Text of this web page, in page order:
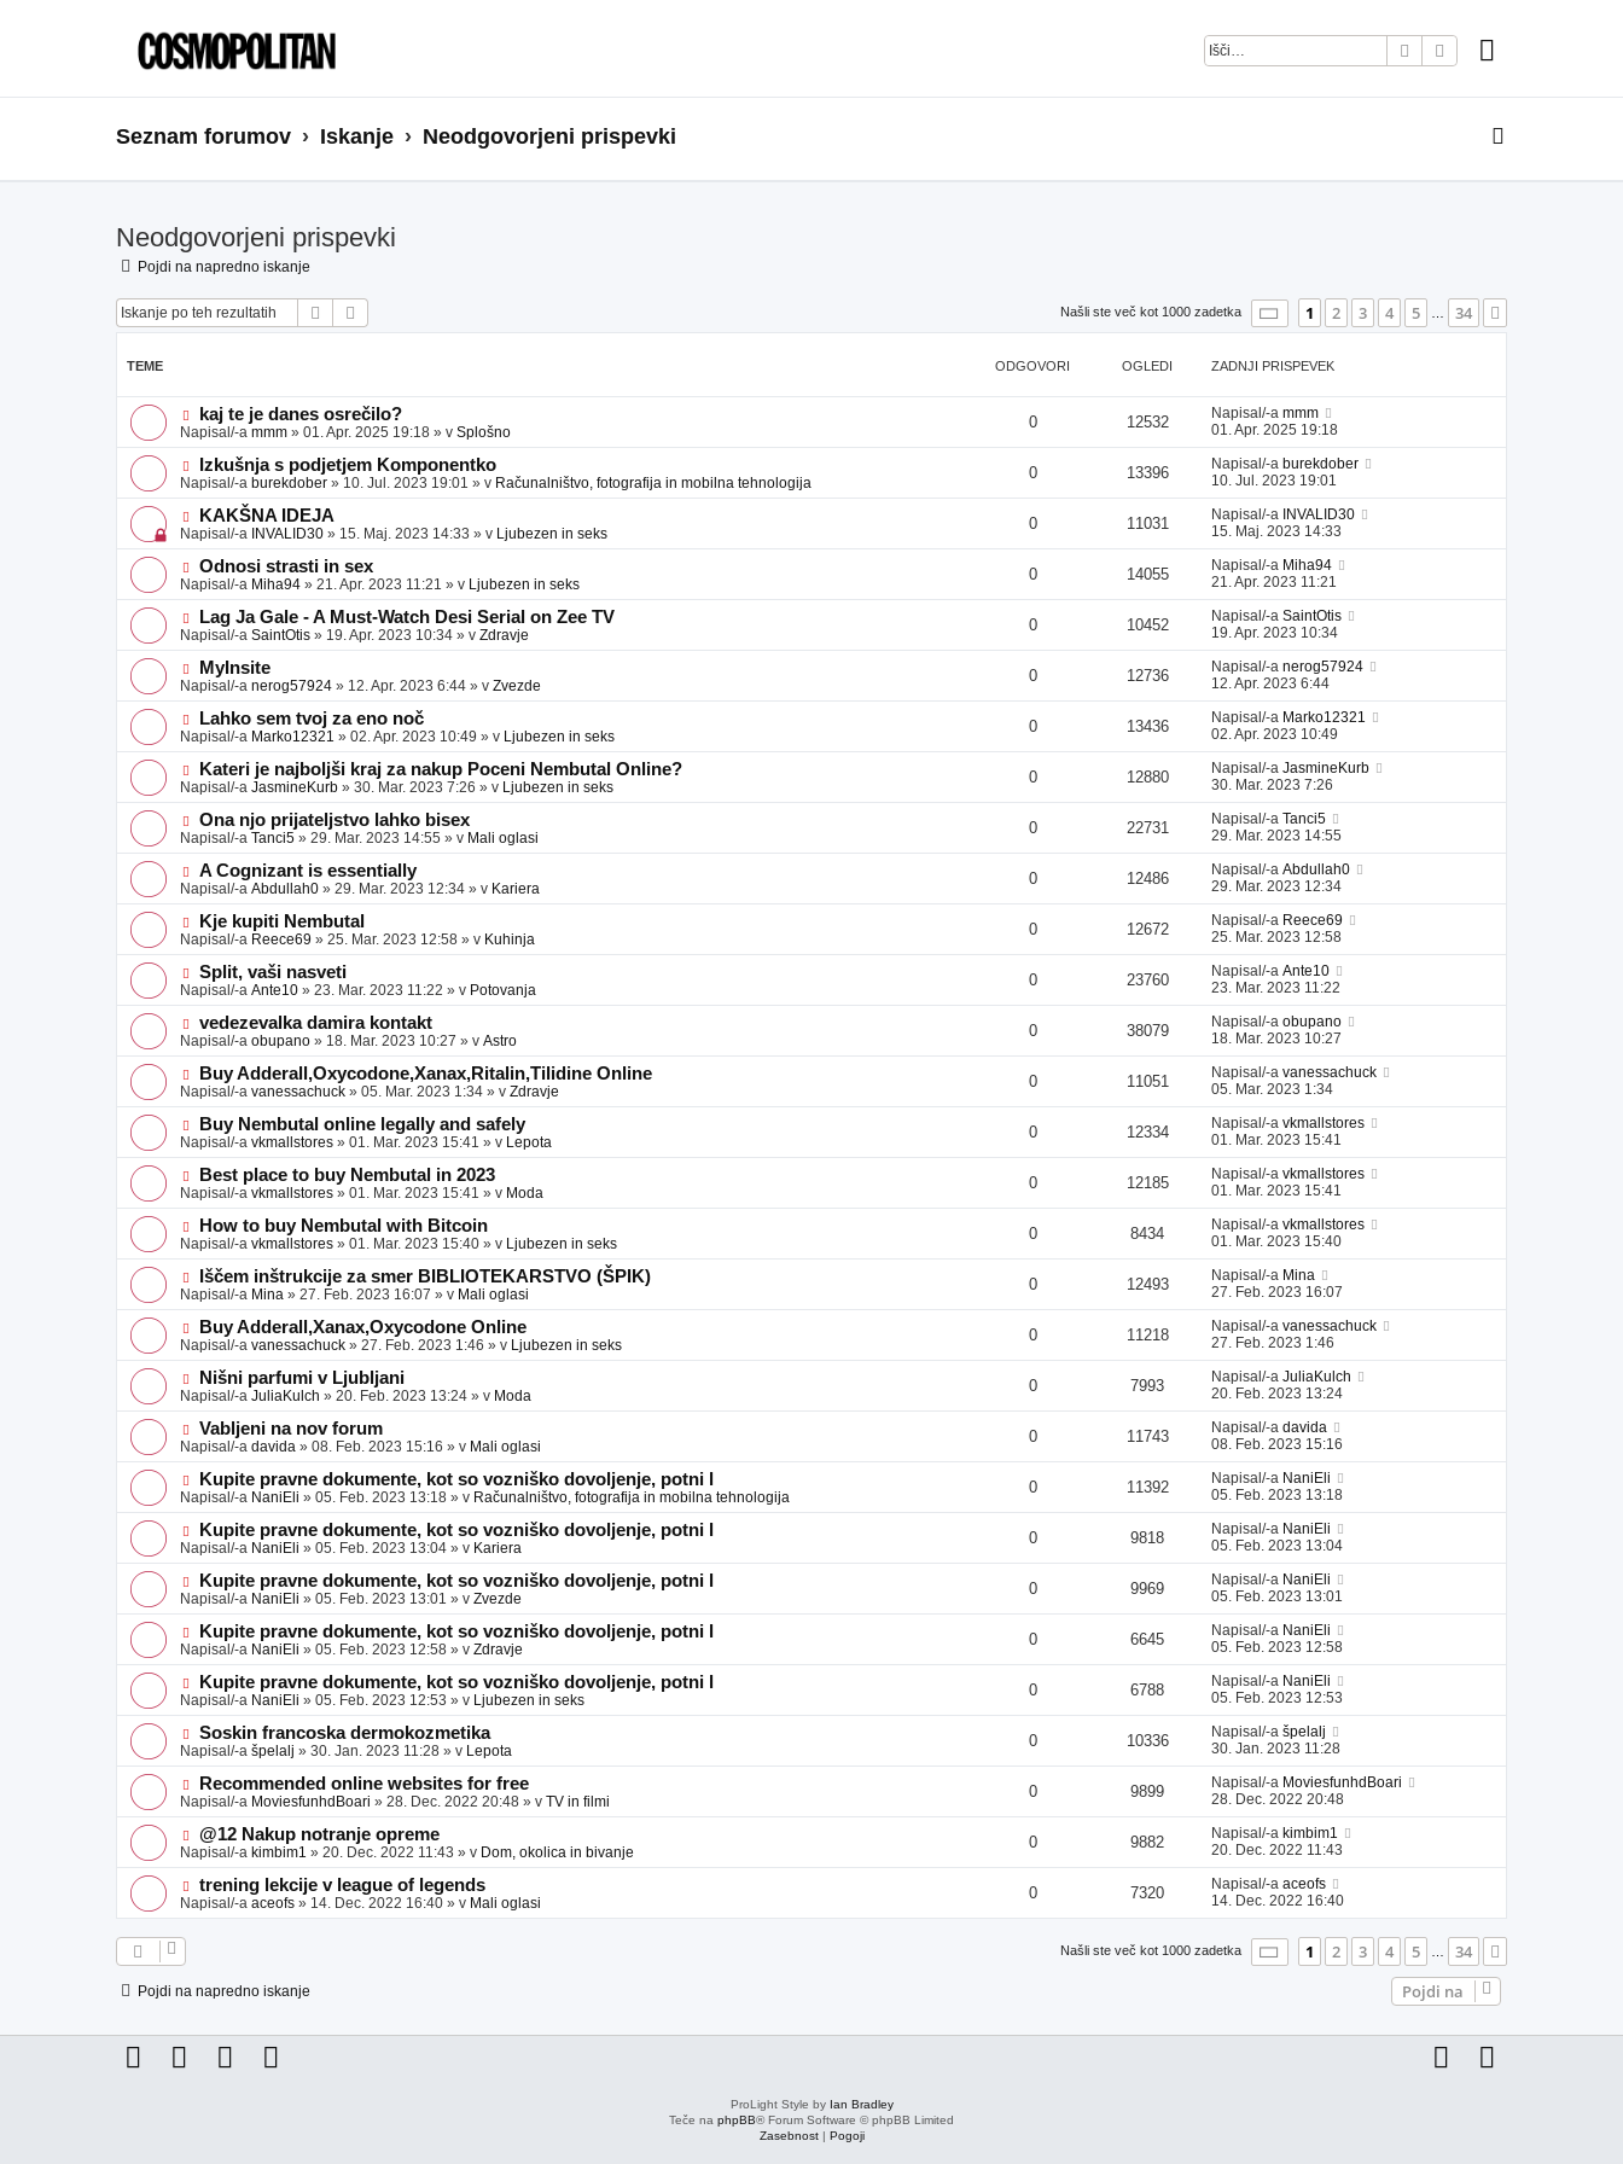
IskanjeNapredno iskanje
Seznam forumov Iskanje Neodgovorjeni prispevki
Neodgovorjeni prispevki
Pojdi na napredno iskanje
Iskanje Našli ste več kot 1000 zadetka Stran 1od34
1 2 3 4 5 34
TEME ODGOVORI OGLEDI ZADNJI PRISPEVEK
N
o
v
e
o
b
a
v
e
kaj te je danes osrečilo?
Napisal/-a mmm » 01. Apr. 2025 19:18 » v Splošno
0 12532 Napisal/-a mmm
01. Apr. 2025 19:18
N
o
v
e
o
b
a
v
e
Izkušnja s podjetjem Komponentko
Napisal/-a burekdober » 10. Jul. 2023 19:01 » v Računalništvo, fotografija in mobilna tehnologija
0 13396 Napisal/-a burekdober
10. Jul. 2023 19:01
N
o
v
e
o
b
a
v
e
KAKŠNA IDEJA
Napisal/-a INVALID30 » 15. Maj. 2023 14:33 » v Ljubezen in seks
0 11031 Napisal/-a INVALID30
15. Maj. 2023 14:33
N
o
v
e
o
b
a
v
e
Odnosi strasti in sex
Napisal/-a Miha94 » 21. Apr. 2023 11:21 » v Ljubezen in seks
0 14055 Napisal/-a Miha94
21. Apr. 2023 11:21
N
o
v
e
o
b
a
v
e
Lag Ja Gale - A Must-Watch Desi Serial on Zee TV
Napisal/-a SaintOtis » 19. Apr. 2023 10:34 » v Zdravje
0 10452 Napisal/-a SaintOtis
19. Apr. 2023 10:34
N
o
v
e
o
b
a
v
e
MyInsite
Napisal/-a nerog57924 » 12. Apr. 2023 6:44 » v Zvezde
0 12736 Napisal/-a nerog57924
12. Apr. 2023 6:44
N
o
v
e
o
b
a
v
e
Lahko sem tvoj za eno noč
Napisal/-a Marko12321 » 02. Apr. 2023 10:49 » v Ljubezen in seks
0 13436 Napisal/-a Marko12321
02. Apr. 2023 10:49
N
o
v
e
o
b
a
v
e
Kateri je najboljši kraj za nakup Poceni Nembutal Online?
Napisal/-a JasmineKurb » 30. Mar. 2023 7:26 » v Ljubezen in seks
0 12880 Napisal/-a JasmineKurb
30. Mar. 2023 7:26
N
o
v
e
o
b
a
v
e
Ona njo prijateljstvo lahko bisex
Napisal/-a Tanci5 » 29. Mar. 2023 14:55 » v Mali oglasi
0 22731 Napisal/-a Tanci5
29. Mar. 2023 14:55
N
o
v
e
o
b
a
v
e
A Cognizant is essentially
Napisal/-a Abdullah0 » 29. Mar. 2023 12:34 » v Kariera
0 12486 Napisal/-a Abdullah0
29. Mar. 2023 12:34
N
o
v
e
o
b
a
v
e
Kje kupiti Nembutal
Napisal/-a Reece69 » 25. Mar. 2023 12:58 » v Kuhinja
0 12672 Napisal/-a Reece69
25. Mar. 2023 12:58
N
o
v
e
o
b
a
v
e
Split, vaši nasveti
Napisal/-a Ante10 » 23. Mar. 2023 11:22 » v Potovanja
0 23760 Napisal/-a Ante10
23. Mar. 2023 11:22
N
o
v
e
o
b
a
v
e
vedezevalka damira kontakt
Napisal/-a obupano » 18. Mar. 2023 10:27 » v Astro
0 38079 Napisal/-a obupano
18. Mar. 2023 10:27
N
o
v
e
o
b
a
v
e
Buy Adderall,Oxycodone,Xanax,Ritalin,Tilidine Online
Napisal/-a vanessachuck » 05. Mar. 2023 1:34 » v Zdravje
0 11051 Napisal/-a vanessachuck
05. Mar. 2023 1:34
N
o
v
e
o
b
a
v
e
Buy Nembutal online legally and safely
Napisal/-a vkmallstores » 01. Mar. 2023 15:41 » v Lepota
0 12334 Napisal/-a vkmallstores
01. Mar. 2023 15:41
N
o
v
e
o
b
a
v
e
Best place to buy Nembutal in 2023
Napisal/-a vkmallstores » 01. Mar. 2023 15:41 » v Moda
0 12185 Napisal/-a vkmallstores
01. Mar. 2023 15:41
N
o
v
e
o
b
a
v
e
How to buy Nembutal with Bitcoin
Napisal/-a vkmallstores » 01. Mar. 2023 15:40 » v Ljubezen in seks
0 8434 Napisal/-a vkmallstores
01. Mar. 2023 15:40
N
o
v
e
o
b
a
v
e
Iščem inštrukcije za smer BIBLIOTEKARSTVO (ŠPIK)
Napisal/-a Mina » 27. Feb. 2023 16:07 » v Mali oglasi
0 12493 Napisal/-a Mina
27. Feb. 2023 16:07
N
o
v
e
o
b
a
v
e
Buy Adderall,Xanax,Oxycodone Online
Napisal/-a vanessachuck » 27. Feb. 2023 1:46 » v Ljubezen in seks
0 11218 Napisal/-a vanessachuck
27. Feb. 2023 1:46
N
o
v
e
o
b
a
v
e
Nišni parfumi v Ljubljani
Napisal/-a JuliaKulch » 20. Feb. 2023 13:24 » v Moda
0 7993 Napisal/-a JuliaKulch
20. Feb. 2023 13:24
N
o
v
e
o
b
a
v
e
Vabljeni na nov forum
Napisal/-a davida » 08. Feb. 2023 15:16 » v Mali oglasi
0 11743 Napisal/-a davida
08. Feb. 2023 15:16
N
o
v
e
o
b
a
v
e
Kupite pravne dokumente, kot so vozniško dovoljenje, potni l
Napisal/-a NaniEli » 05. Feb. 2023 13:18 » v Računalništvo, fotografija in mobilna tehnologija
0 11392 Napisal/-a NaniEli
05. Feb. 2023 13:18
N
o
v
e
o
b
a
v
e
Kupite pravne dokumente, kot so vozniško dovoljenje, potni l
Napisal/-a NaniEli » 05. Feb. 2023 13:04 » v Kariera
0 9818 Napisal/-a NaniEli
05. Feb. 2023 13:04
N
o
v
e
o
b
a
v
e
Kupite pravne dokumente, kot so vozniško dovoljenje, potni l
Napisal/-a NaniEli » 05. Feb. 2023 13:01 » v Zvezde
0 9969 Napisal/-a NaniEli
05. Feb. 2023 13:01
N
o
v
e
o
b
a
v
e
Kupite pravne dokumente, kot so vozniško dovoljenje, potni l
Napisal/-a NaniEli » 05. Feb. 2023 12:58 » v Zdravje
0 6645 Napisal/-a NaniEli
05. Feb. 2023 12:58
N
o
v
e
o
b
a
v
e
Kupite pravne dokumente, kot so vozniško dovoljenje, potni l
Napisal/-a NaniEli » 05. Feb. 2023 12:53 » v Ljubezen in seks
0 6788 Napisal/-a NaniEli
05. Feb. 2023 12:53
N
o
v
e
o
b
a
v
e
Soskin francoska dermokozmetika
Napisal/-a špelalj » 30. Jan. 2023 11:28 » v Lepota
0 10336 Napisal/-a špelalj
30. Jan. 2023 11:28
N
o
v
e
o
b
a
v
Recommended online websites for free
Napisal/-a MoviesfunhdBoari » 28. Dec. 2022 20:48 » v TV in filmi
0 9899 Napisal/-a MoviesfunhdBoari
28. Dec. 2022 20:48
N
o
v
e
o
b
e
@12 Nakup notranje opreme
Napisal/-a kimbim1 » 20. Dec. 2022 11:43 » v Dom, okolica in bivanje
0 9882 Napisal/-a kimbim1
20. Dec. 2022 11:43
N
o
v
j
a
e
trening lekcije v league of legends
Napisal/-a aceofs » 14. Dec. 2022 16:40 » v Mali oglasi
0 7320 Napisal/-a aceofs
14. Dec. 2022 16:40
Našli ste več kot 1000 zadetka Stran 1od34
1 2 3 4 5 34
Pojdi na napredno iskanje Pojdi na
ProLight Style by Ian Bradley
Teče na phpBB® Forum Software © phpBB Limited
Zasebnost| Pogoji